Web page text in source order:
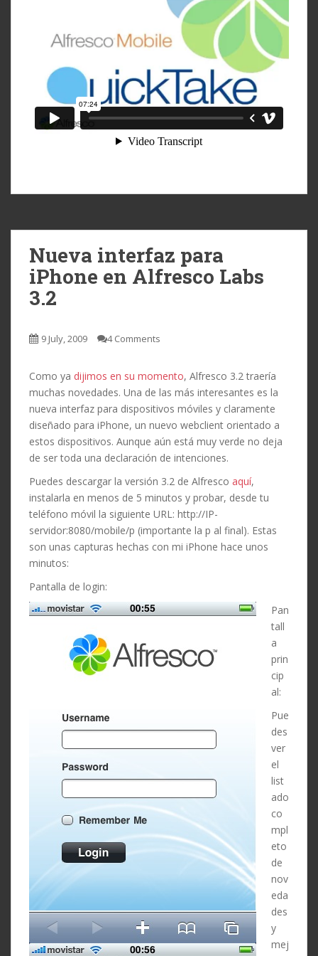
Nueva interfaz para
iPhone en Alfresco Labs
3.2
9 July, 2009 4 Comments
Como ya dijimos en su momento, Alfresco 3.2 traería
muchas novedades. Una de las más interesantes es la
nueva interfaz para dispositivos móviles y claramente
diseñado para iPhone, un nuevo webclient orientado a
estos dispositivos. Aunque aún está muy verde no deja
de ser toda una declaración de intenciones.
Puedes descargar la versión 3.2 de Alfresco aquí,
instalarla en menos de 5 minutos y probar, desde tu
teléfono móvil la siguiente URL: http://IP-
servidor:8080/mobile/p (importante la p al final). Estas
son unas capturas hechas con mi iPhone hace unos
minutos:
Pantalla de login:
Pan
tall
a
prin
cip
al:
Pue
des
ver
el
list
ado
co
mpl
eto
de
nov
eda
des
y
mej